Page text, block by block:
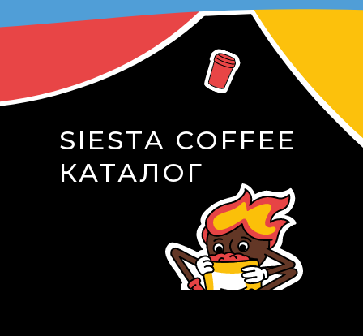
SIESTA COFFEE
КАТАЛОГ